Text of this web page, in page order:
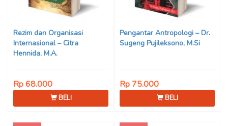
Rezim dan Organisasi
Internasional – Citra
Hennida, M.A.
Rp 68.000
BELI
Pengantar Antropologi – Dr.
Sugeng Pujileksono, M.Si
Rp 75.000
BELI